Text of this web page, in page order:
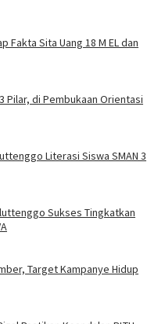
Fakta Sita Uang 18 M EL dan
Pilar, di Pembukaan Orientasi
Literasi Siswa SMAN 3
Sukses Tingkatkan
Target Kampanye Hidup